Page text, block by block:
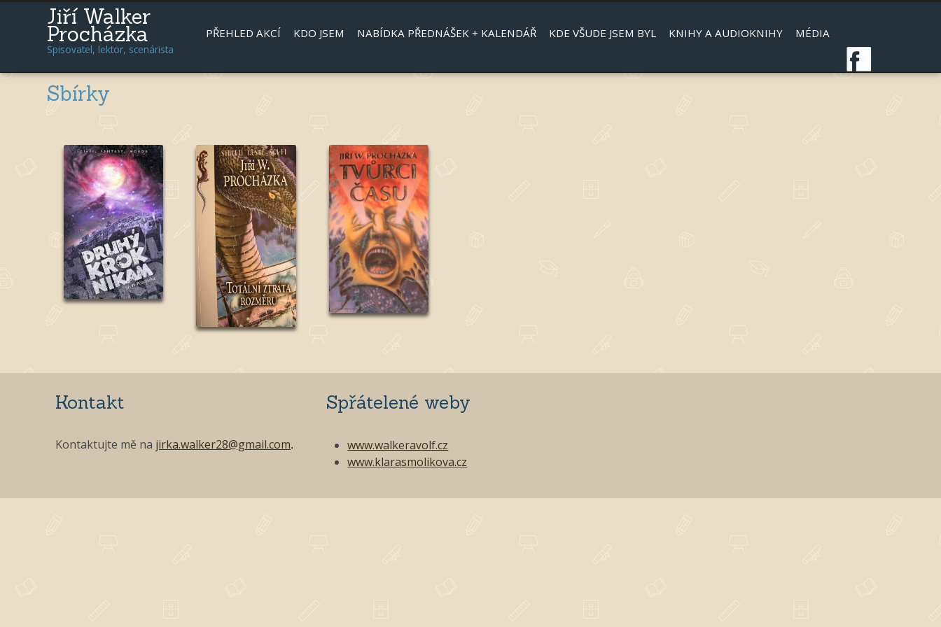
Jiří Walker
Procházka
Spisovatel, lektor, scenárista
PŘEHLED AKCÍ KDO JSEM NABÍDKA PŘEDNÁŠEK + KALENDÁŘ KDE VŠUDE JSEM BYL KNIHY A AUDIOKNIHY MÉDIA
Sbírky
Kontakt
Kontaktujte mě na jirka.walker28@gmail.com.
Spřátelené weby
www.walkeravolf.cz
www.klarasmolikova.cz